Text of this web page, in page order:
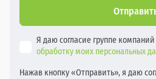
Я даю согласие группе
обработку моих персональных
Нажав кнопку «Отправить», я даю